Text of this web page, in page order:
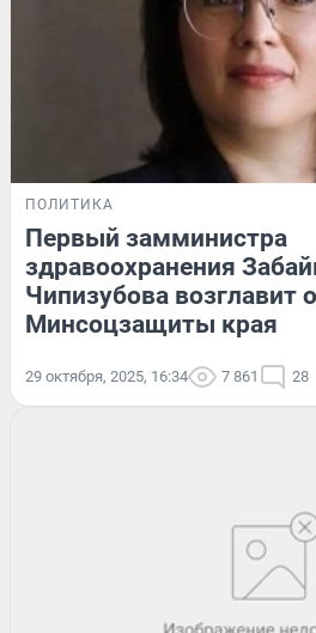
ПОЛИТИКА
Первый замминистра
здравоохранения
Чипизубова возглавит
Минсоцзащиты края
29 октября, 2025, 16:34 7 861 28